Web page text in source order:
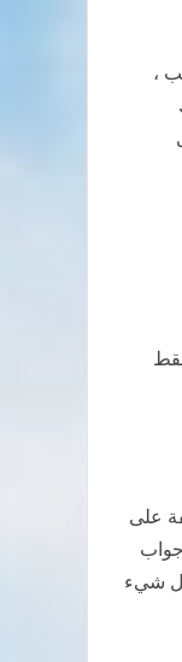
،
الدعوات طيب وان كانت ظاهرة تناقص أعداد الدعوات بشكل عام ملحوظ ففي هذا العام تقدم 10 أفراد اختير منهم 6 فقط
على
جواب
كل شيء